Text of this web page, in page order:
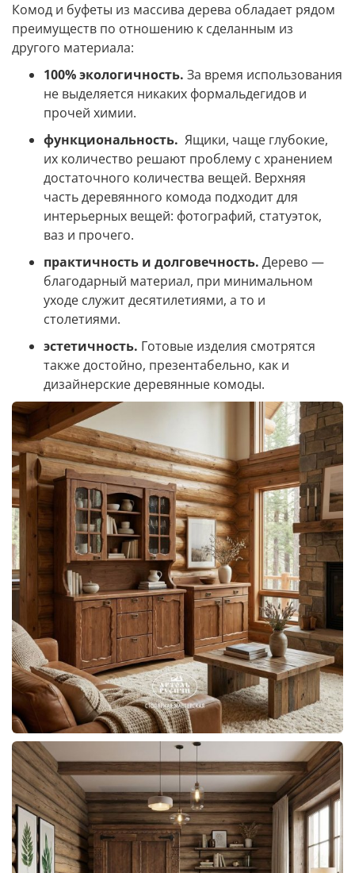
Комод и буфеты из массива дерева обладает рядом
преимуществ по отношению к сделанным из
другого материала:
100% экологичность. За время использования
не выделяется никаких формальдегидов и
прочей химии.
функциональность. Ящики, чаще глубокие,
их количество решают проблему с хранением
достаточного количества вещей. Верхняя
часть деревянного комода подходит для
интерьерных вещей: фотографий, статуэток,
ваз и прочего.
практичность и долговечность. Дерево —
благодарный материал, при минимальном
уходе служит десятилетиями, а то и
столетиями.
эстетичность. Готовые изделия смотрятся
также достойно, презентабельно, как и
дизайнерские деревянные комоды.